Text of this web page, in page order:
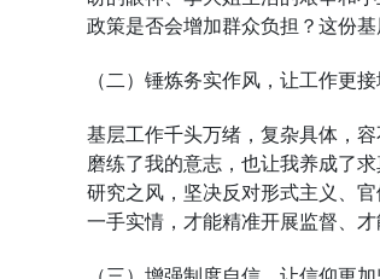
政策是否会增加群众负担？这份
（二）锤炼务实作风，让工作更
基层工作千头万绪，复杂具体，
磨练了我的意志，也让我养成了
研究之风，坚决反对形式主义、
一手实情，才能精准开展监督、